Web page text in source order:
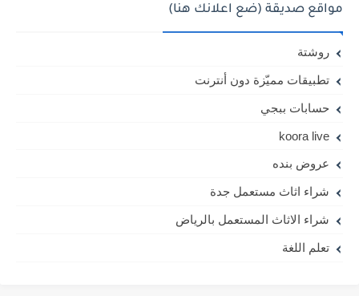
مواقع صديقة (ضع اعلانك هنا)
روشتة
تطبيقات مميّزة دون أنترنت
حسابات ببجي
koora live
عروض بنده
شراء اثاث مستعمل جدة
شراء الاثاث المستعمل بالرياض
تعلم اللغة